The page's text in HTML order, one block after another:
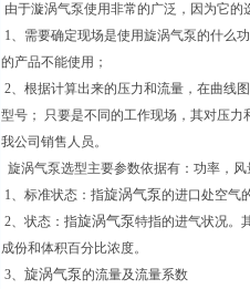
由于漩涡气泵使用非常的广泛，因为它的
1、需要确定现场是使用旋涡气泵的什么
的产品不能使用；
2、根据计算出来的压力和流量，在曲线
型号； 只要是不同的工作现场，其对压
我公司销售人员。
旋涡气泵选型主要参数依据有：功率，
1、标准状态：指旋涡气泵的进口处空气
2、状态：指旋涡气泵特指的进气状况。
成份和体积百分比浓度。
3、 旋涡气泵的流量及流量系数